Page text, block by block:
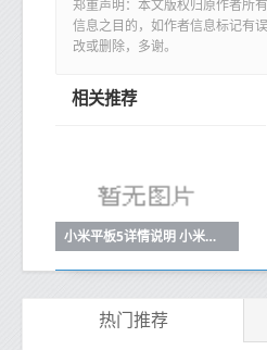
郑重声明：本文版权归原作者所
信息之目的，如作者信息标记有
改或删除，多谢。
相关推荐
小米平板5详情说明 小米平板5值不值得购买
热门推荐